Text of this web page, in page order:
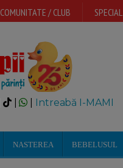
COMUNITATE / CLUB SPECIAL
| Intreabă I-MAMI
NASTEREA BEBELUSUL